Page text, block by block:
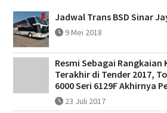
Jadwal Trans BSD Sinar
9 Mei 2018
Resmi Sebagai Rangkaian
Terakhir di Tender 2017,
6000 Seri 6129F Akhirnya
23 Juli 2017